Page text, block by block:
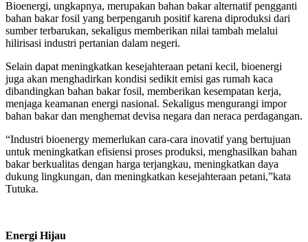
Bioenergi, ungkapnya, merupakan bahan bakar alternatif pengganti
bahan bakar fosil yang berpengaruh positif karena diproduksi dari
sumber terbarukan, sekaligus memberikan nilai tambah melalui
hilirisasi industri pertanian dalam negeri.
Selain dapat meningkatkan kesejahteraan petani kecil, bioenergi
juga akan menghadirkan kondisi sedikit emisi gas rumah kaca
dibandingkan bahan bakar fosil, memberikan kesempatan kerja,
menjaga keamanan energi nasional. Sekaligus mengurangi impor
bahan bakar dan menghemat devisa negara dan neraca perdagangan.
“Industri bioenergy memerlukan cara-cara inovatif yang bertujuan
untuk meningkatkan efisiensi proses produksi, menghasilkan bahan
bakar berkualitas dengan harga terjangkau, meningkatkan daya
dukung lingkungan, dan meningkatkan kesejahteraan petani,”kata
Tutuka.
Energi Hijau